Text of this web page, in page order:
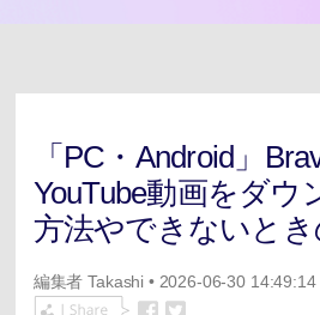
「PC・Android」
YouTube動画をダウ
方法やできないと
編集者 Takashi • 2026-06-30 14:49:14